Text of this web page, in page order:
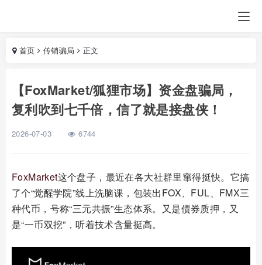
首页 传销骗局 正文
【FoxMarket/狐狸市场】资金盘骗局，
复利吹到七千倍，信了就是接盘侠！
2026-07-03 6744
FoxMarket这个盘子，最近在各大社群里窜得挺快。它搞
了个“觉醒学院”线上洗脑课，包装出FOX、FUL、FMX三
种代币，号称“三元共振”生态体系。又是债券质押，又
是“一币双挖”，听着技术含量挺高。